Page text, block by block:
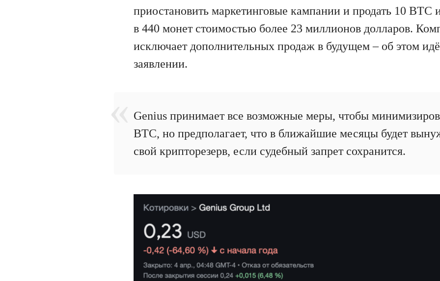
приостановить маркетинговые кампании и продать 10 BTC
в 440 монет стоимостью более 23 миллионов долларов.
исключает дополнительных продаж в будущем – об этом
заявлении.
Genius принимает все возможные меры, чтобы
BTC, но предполагает, что в ближайшие месяцы будет
свой крипторезерв, если судебный запрет сохранится.